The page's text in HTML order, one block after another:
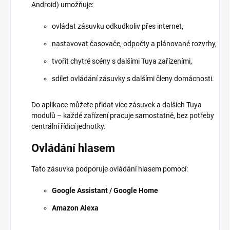
Android) umožňuje:
ovládat zásuvku odkudkoliv přes internet,
nastavovat časovače, odpočty a plánované rozvrhy,
tvořit chytré scény s dalšími Tuya zařízeními,
sdílet ovládání zásuvky s dalšími členy domácnosti.
Do aplikace můžete přidat více zásuvek a dalších Tuya
modulů – každé zařízení pracuje samostatně, bez potřeby
centrální řídicí jednotky.
Ovládání hlasem
Tato zásuvka podporuje ovládání hlasem pomocí:
Google Assistant / Google Home
Amazon Alexa